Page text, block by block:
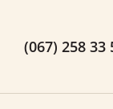
(067) 258 33